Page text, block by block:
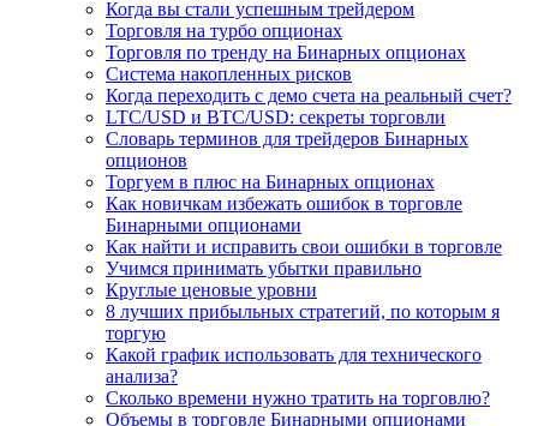
Когда вы стали успешным трейдером
Торговля на турбо опционах
Торговля по тренду на Бинарных опционах
Система накопленных рисков
Когда переходить с демо счета на реальный счет?
LTC/USD и BTC/USD: секреты торговли
Словарь терминов для трейдеров Бинарных
опционов
Торгуем в плюс на Бинарных опционах
Как новичкам избежать ошибок в торговле
Бинарными опционами
Как найти и исправить свои ошибки в торговле
Учимся принимать убытки правильно
Круглые ценовые уровни
8 лучших прибыльных стратегий, по которым я
торгую
Какой график использовать для технического
анализа?
Сколько времени нужно тратить на торговлю?
Объемы в торговле Бинарными опционами